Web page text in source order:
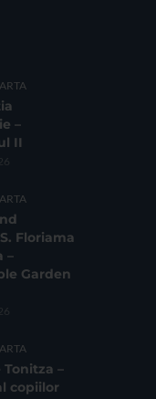
–
II
Floriama
–
Garden
Tonitza –
copiilor